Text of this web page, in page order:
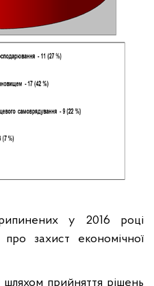
у 2016 році
захист економічної
прийняття рішень